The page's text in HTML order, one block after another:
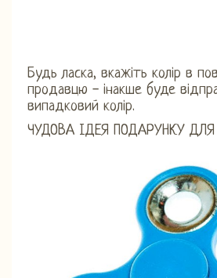
Будь ласка, вкажіть колір в
продавцю - інакше буде
випадковий колір.
ЧУДОВА ІДЕЯ ПОДАРУНКУ ДЛЯ